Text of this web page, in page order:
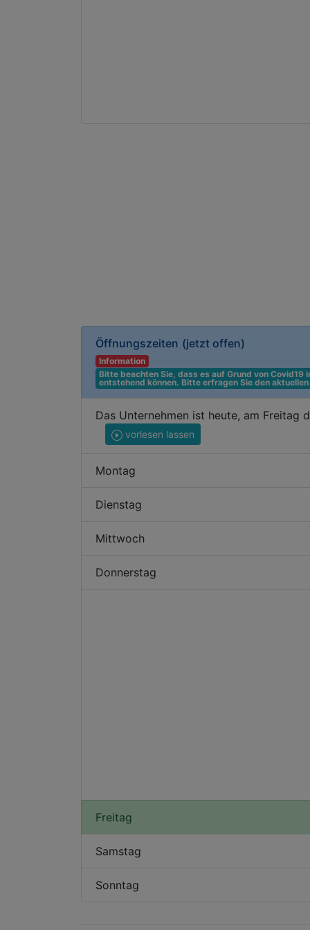
Öffnungszeiten (jetzt offen)
Information
Bitte beachten Sie, dass es auf Grund von
entstehend können. Bitte erfragen Sie den
Das Unternehmen ist heute, am Freitag
vorlesen lassen
Montag
Dienstag
Mittwoch
Donnerstag
Freitag
Samstag
Sonntag